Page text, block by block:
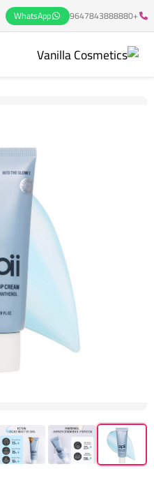
+9647843888880
WhatsApp